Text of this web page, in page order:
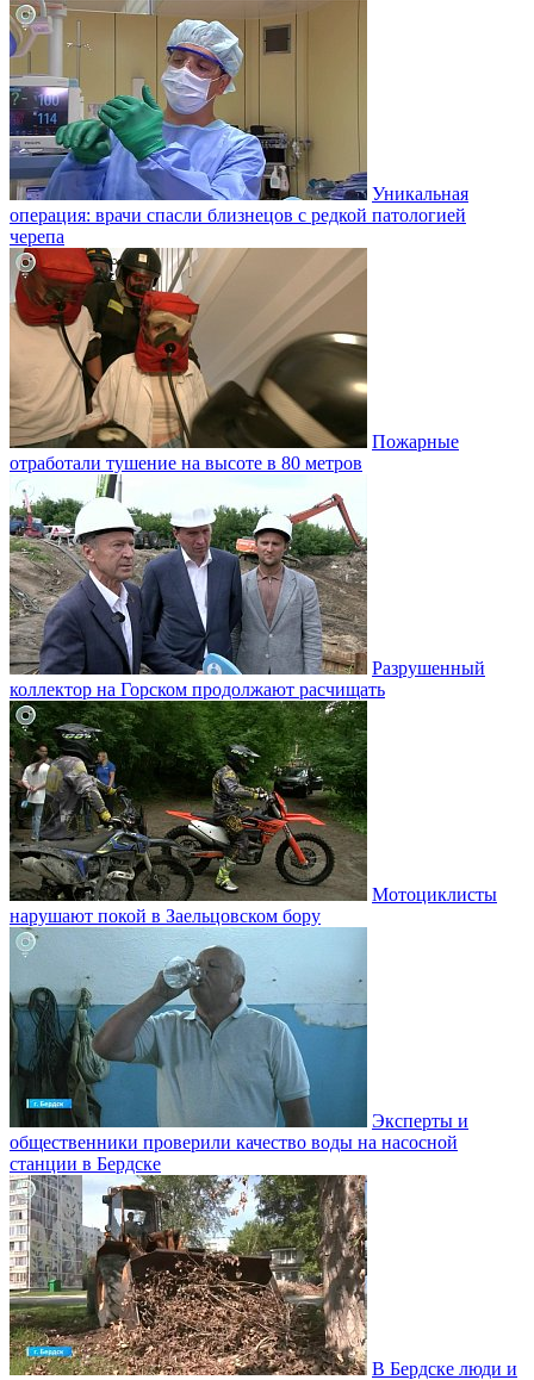
Уникальная
операция: врачи спасли близнецов с редкой патологией
черепа
Пожарные
отработали тушение на высоте в 80 метров
Разрушенный
коллектор на Горском продолжают расчищать
Мотоциклисты
нарушают покой в Заельцовском бору
Эксперты и
общественники проверили качество воды на насосной
станции в Бердске
В Бердске люди и